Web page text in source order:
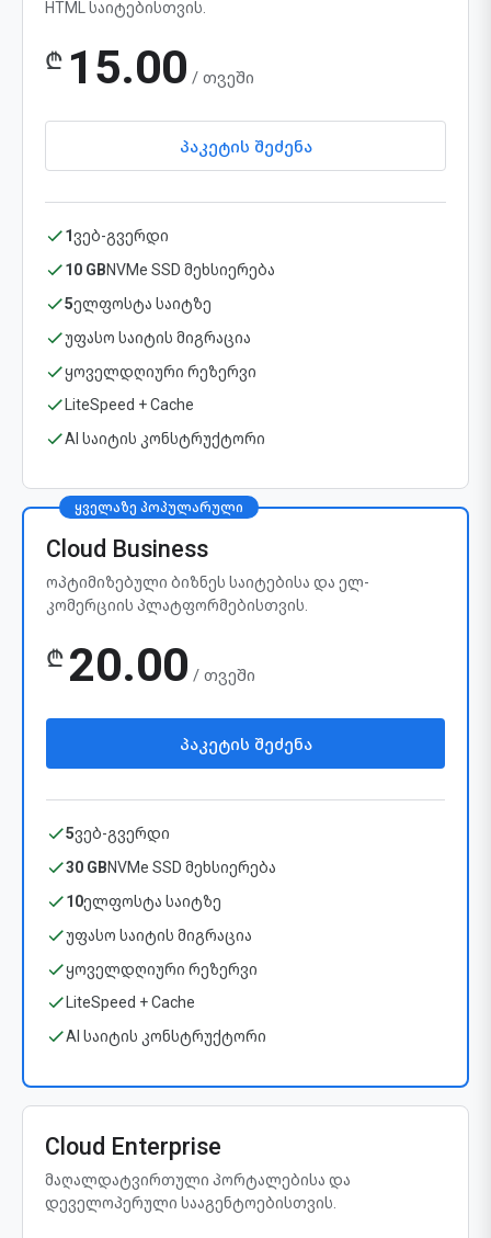
HTML საიტებისთვის.
₾ 15.00 / თვეში
პაკეტის შეძენა
1ვებ-გვერდი
10 GBNVMe SSD მეხსიერება
5ელფოსტა საიტზე
უფასო საიტის მიგრაცია
ყოველდღიური რეზერვი
LiteSpeed + Cache
AI საიტის კონსტრუქტორი
ყველაზე პოპულარული
Cloud Business
ოპტიმიზებული ბიზნეს საიტებისა და ელ-
კომერციის პლატფორმებისთვის.
₾ 20.00 / თვეში
პაკეტის შეძენა
5ვებ-გვერდი
30 GBNVMe SSD მეხსიერება
10ელფოსტა საიტზე
უფასო საიტის მიგრაცია
ყოველდღიური რეზერვი
LiteSpeed + Cache
AI საიტის კონსტრუქტორი
Cloud Enterprise
მაღალდატვირთული პორტალებისა და
დეველოპერული სააგენტოებისთვის.